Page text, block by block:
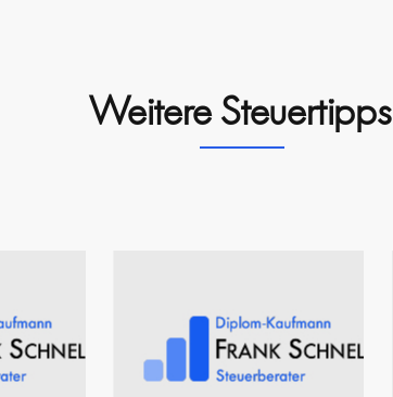
Weitere Steuertipps